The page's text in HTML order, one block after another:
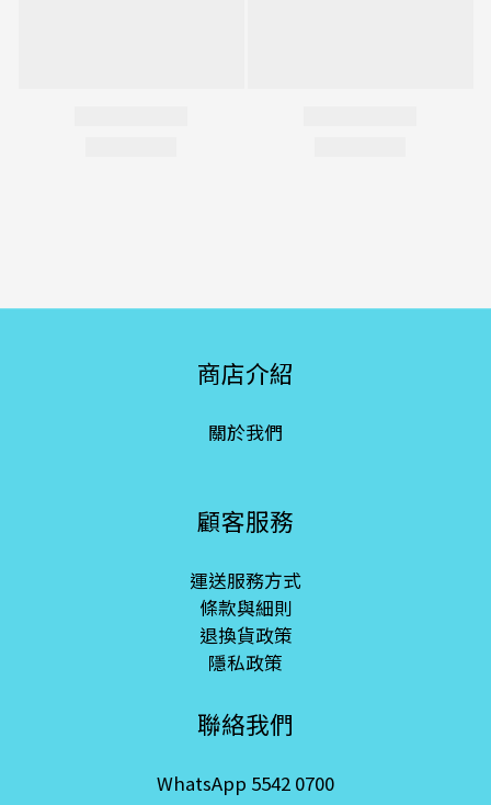
商店介紹
關於我們
顧客服務
運送服務方式
條款與細則
退換貨政策
隱私政策
聯絡我們
WhatsApp 5542 0700